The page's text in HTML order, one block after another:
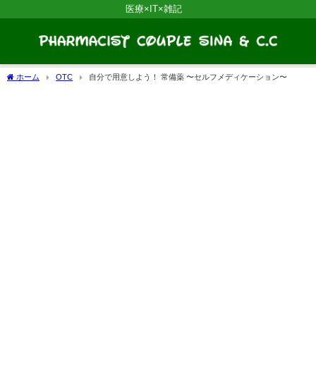
医療×IT×雑記
ホーム OTC 自分で用意しよう！ 常備薬 〜セルフメディケーション〜